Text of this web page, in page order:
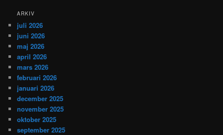
ARKIV
juli 2026
juni 2026
maj 2026
april 2026
mars 2026
februari 2026
januari 2026
december 2025
november 2025
oktober 2025
september 2025